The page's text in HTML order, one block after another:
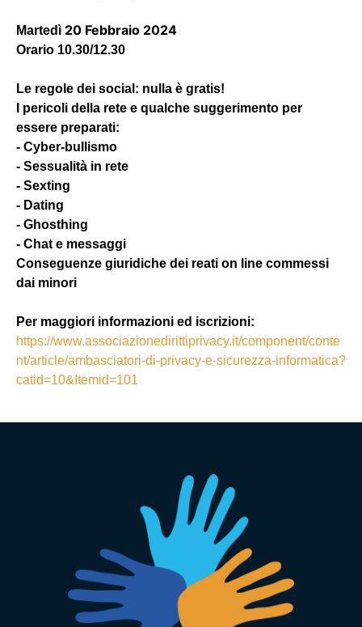
Martedì 20 Febbraio 2024
Orario 10.30/12.30
Le regole dei social: nulla è gratis!
I pericoli della rete e qualche suggerimento per
essere preparati:
- Cyber-bullismo
- Sessualità in rete
- Sexting
- Dating
- Ghosthing
- Chat e messaggi
Conseguenze giuridiche dei reati on line commessi
dai minori
Per maggiori informazioni ed iscrizioni:
https://www.associazionedirittiprivacy.it/component/conte
nt/article/ambasciatori-di-privacy-e-sicurezza-informatica?
catid=10&Itemid=101